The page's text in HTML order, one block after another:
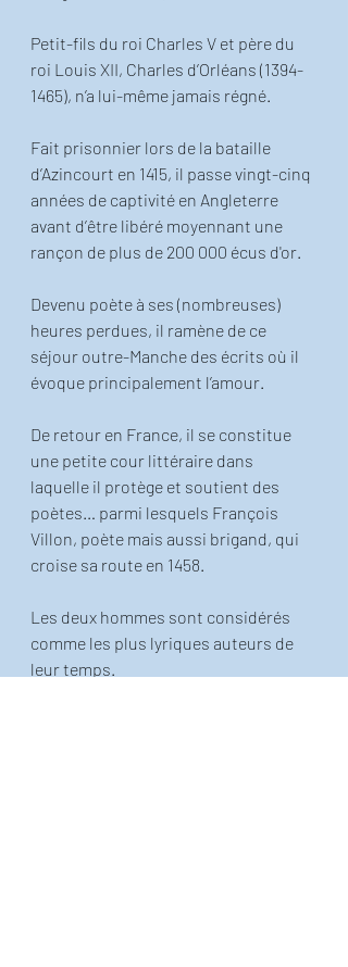
Petit-fils du roi Charles V et père du
roi Louis XII, Charles d’Orléans (1394-
1465), n’a lui-même jamais régné.
Fait prisonnier lors de la bataille
d’Azincourt en 1415, il passe vingt-cinq
années de captivité en Angleterre
avant d’être libéré moyennant une
rançon de plus de 200 000 écus d'or.
Devenu poète à ses (nombreuses)
heures perdues, il ramène de ce
séjour outre-Manche des écrits où il
évoque principalement l’amour.
De retour en France, il se constitue
une petite cour littéraire dans
laquelle il protège et soutient des
poètes… parmi lesquels François
Villon, poète mais aussi brigand, qui
croise sa route en 1458.
Les deux hommes sont considérés
comme les plus lyriques auteurs de
leur temps.